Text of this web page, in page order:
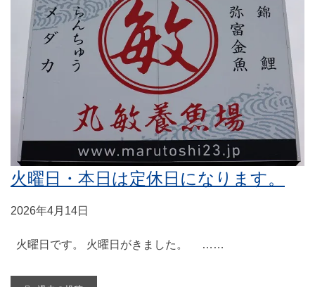
火曜日・本日は定休日になります。
2026年4月14日
火曜日です。 火曜日がきました。 ……